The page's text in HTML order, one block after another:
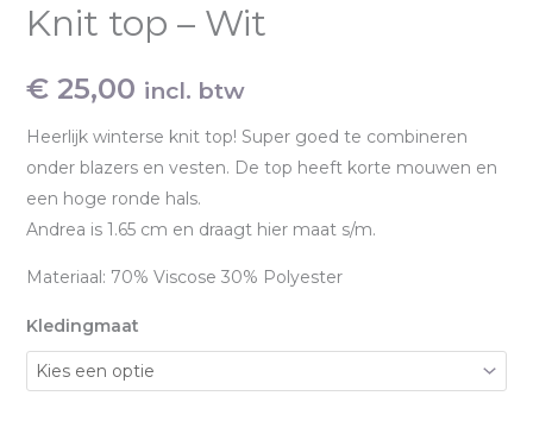
Knit top – Wit
€25,00 incl. btw
Heerlijk winterse knit top! Super goed te combineren
onder blazers en vesten. De top heeft korte mouwen en
een hoge ronde hals.
Andrea is 1.65 cm en draagt hier maat s/m.
Materiaal: 70% Viscose 30% Polyester
Kledingmaat